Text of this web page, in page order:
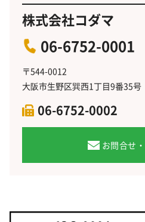
株式会社コダマ
06-6752-0001
〒544-0012
大阪市生野区巽西1丁目9番35号
06-6752-0002
お問合せ